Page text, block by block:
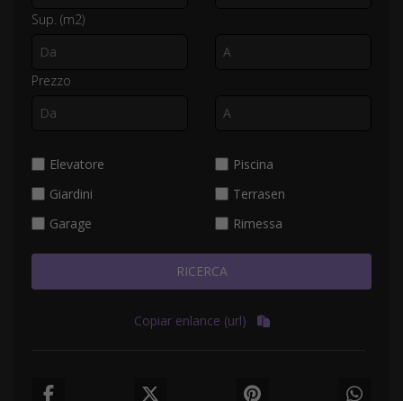
Sup. (m2)
Prezzo
Elevatore
Piscina
Giardini
Terrasen
Garage
Rimessa
RICERCA
Copiar enlance (url)